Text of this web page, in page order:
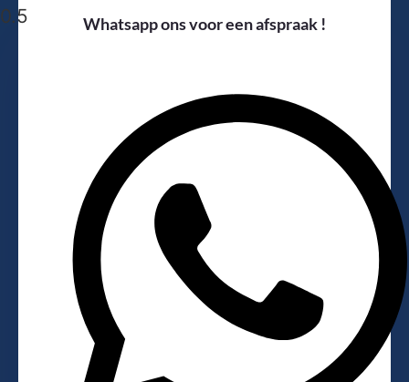
Whatsapp ons voor een afspraak !